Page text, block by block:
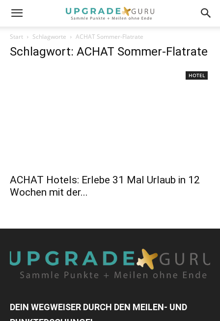
Start Schlagworte ACHAT Sommer-Flatrate
Schlagwort: ACHAT Sommer-Flatrate
HOTEL
ACHAT Hotels: Erlebe 31 Mal Urlaub in 12
Wochen mit der...
DEIN WEGWEISER DURCH DEN MEILEN- UND